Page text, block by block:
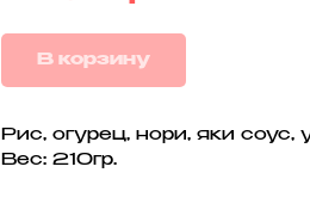
В корзину
Рис, огурец, нори, яки соус,
Вес: 210гр.